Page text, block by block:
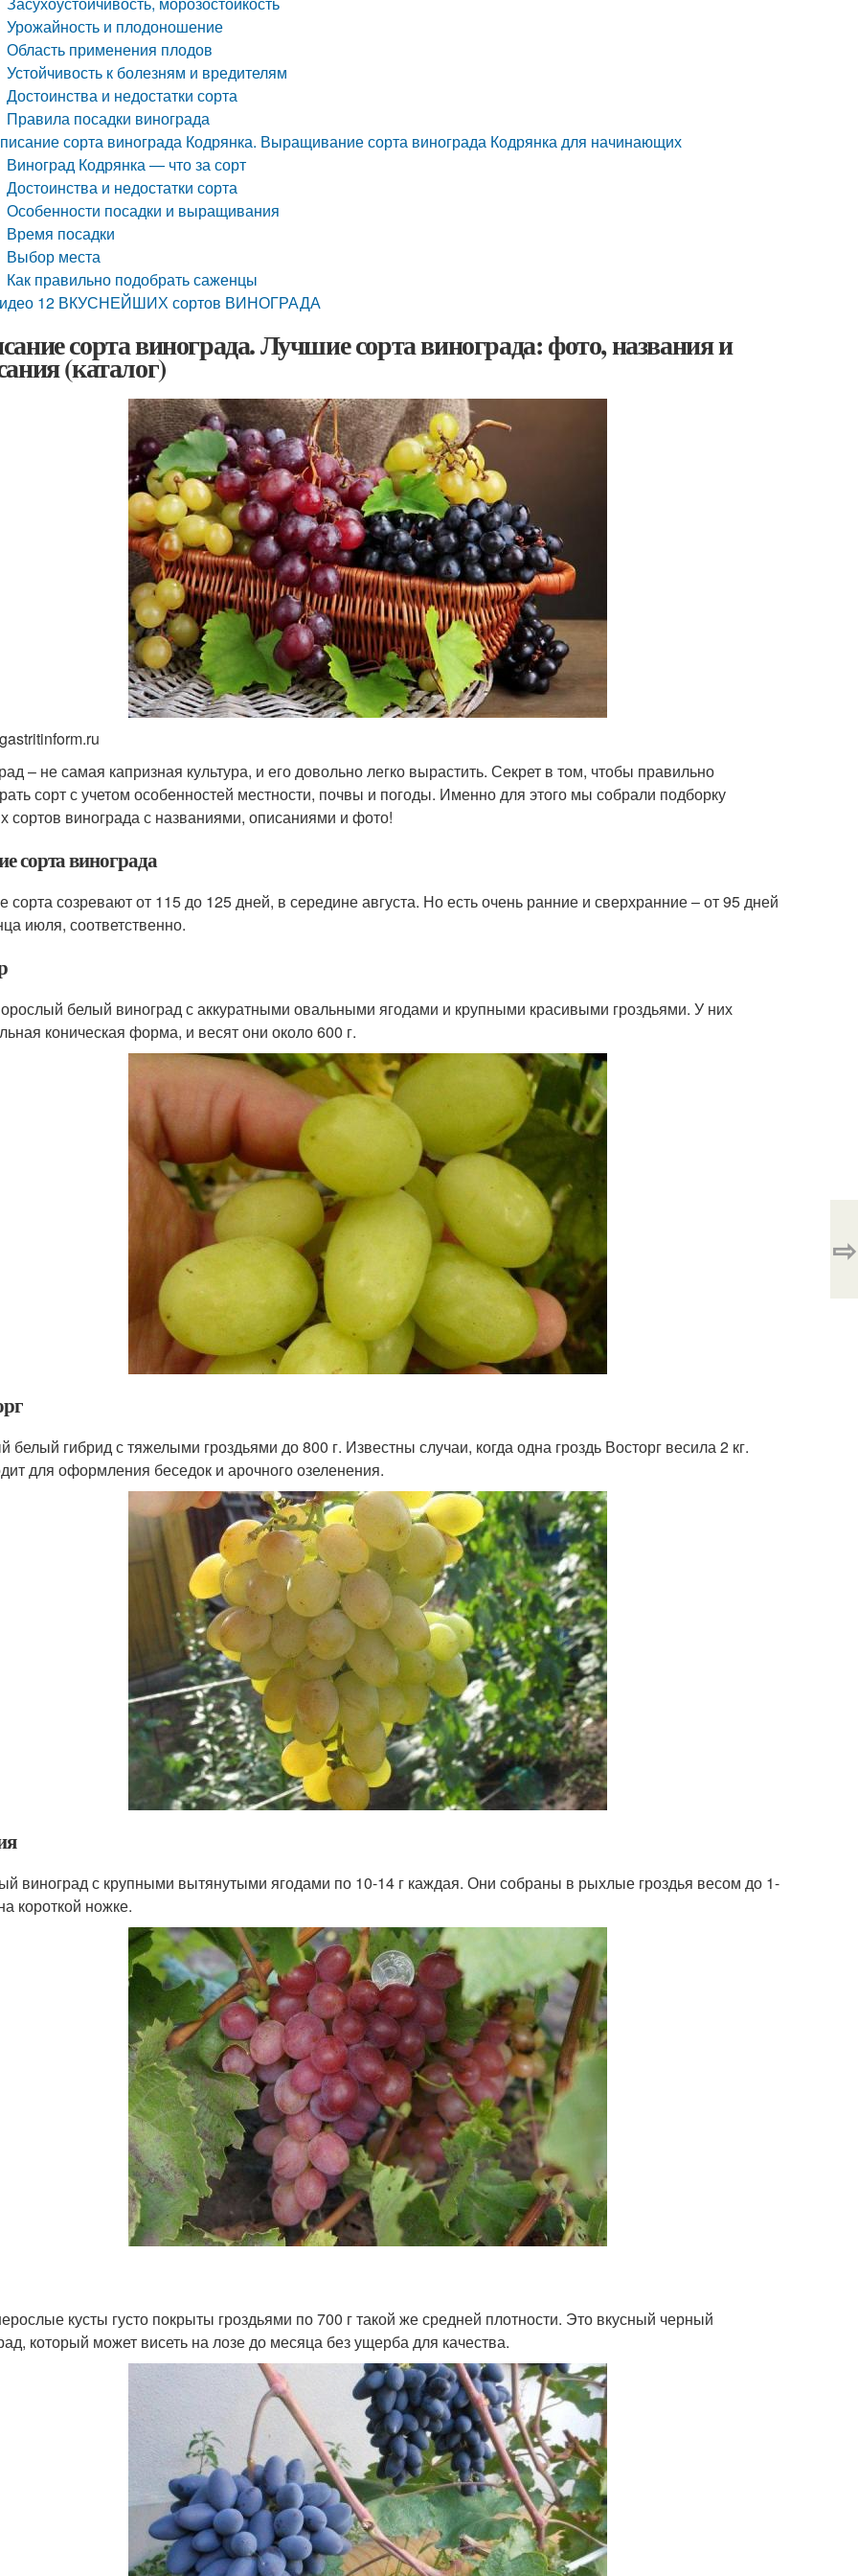
Урожайность и плодоношение
Область применения плодов
Устойчивость к болезням и вредителям
Достоинства и недостатки сорта
Правила посадки винограда
сорта винограда Кодрянка. Выращивание сорта винограда Кодрянка для начинающих
Виноград Кодрянка — что за сорт
Достоинства и недостатки сорта
Особенности посадки и выращивания
Время посадки
Выбор места
Как правильно подобрать саженцы
12 ВКУСНЕЙШИХ сортов ВИНОГРАДА
сорта винограда. Лучшие сорта винограда: фото, названия и
(каталог)
– не самая капризная культура, и его довольно легко вырастить. Секрет в том, чтобы правильно
сорт с учетом особенностей местности, почвы и погоды. Именно для этого мы собрали подборку
сортов винограда с названиями, описаниями и фото!
сорта винограда
сорта созревают от 115 до 125 дней, в середине августа. Но есть очень ранние и сверхранние – от 95 дней
июля, соответственно.
белый виноград с аккуратными овальными ягодами и крупными красивыми гроздьями. У них
коническая форма, и весят они около 600 г.
белый гибрид с тяжелыми гроздьями до 800 г. Известны случаи, когда одна гроздь Восторг весила 2 кг.
для оформления беседок и арочного озеленения.
виноград с крупными вытянутыми ягодами по 10-14 г каждая. Они собраны в рыхлые гроздья весом до 1-
короткой ножке.
кусты густо покрыты гроздьями по 700 г такой же средней плотности. Это вкусный черный
который может висеть на лозе до месяца без ущерба для качества.
⇨